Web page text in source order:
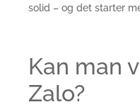
solid – og det starter
Kan man
Zalo?